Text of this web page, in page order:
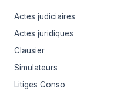
Actes judiciaires
Actes juridiques
Clausier
Simulateurs
Litiges Conso